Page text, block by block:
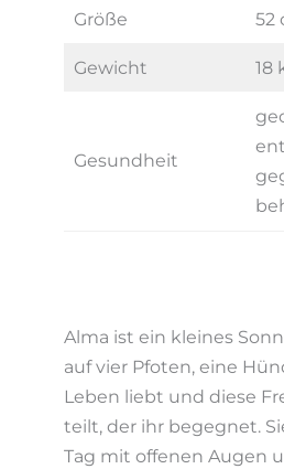
Größe 52
Gewicht 18
Gesundheit
Alma ist ein kleines
auf vier Pfoten, eine
Leben liebt und diese
teilt, der ihr begegnet.
Tag mit offenen Augen